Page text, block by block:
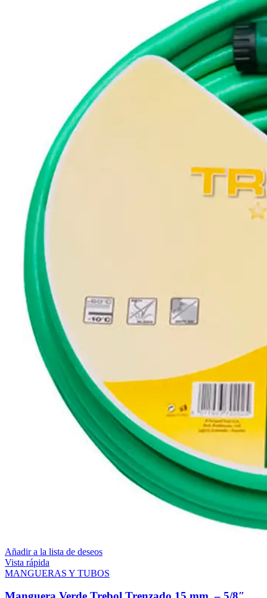
Añadir a la lista de deseos
Vista rápida
MANGUERAS Y TUBOS